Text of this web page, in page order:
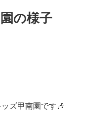
の様子
ズ甲南園です🎶